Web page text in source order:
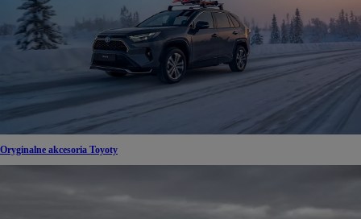
Oryginalne akcesoria Toyoty